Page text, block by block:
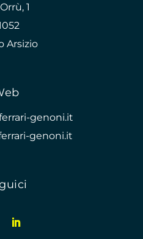
1
Arsizio
genoni.it
genoni.it